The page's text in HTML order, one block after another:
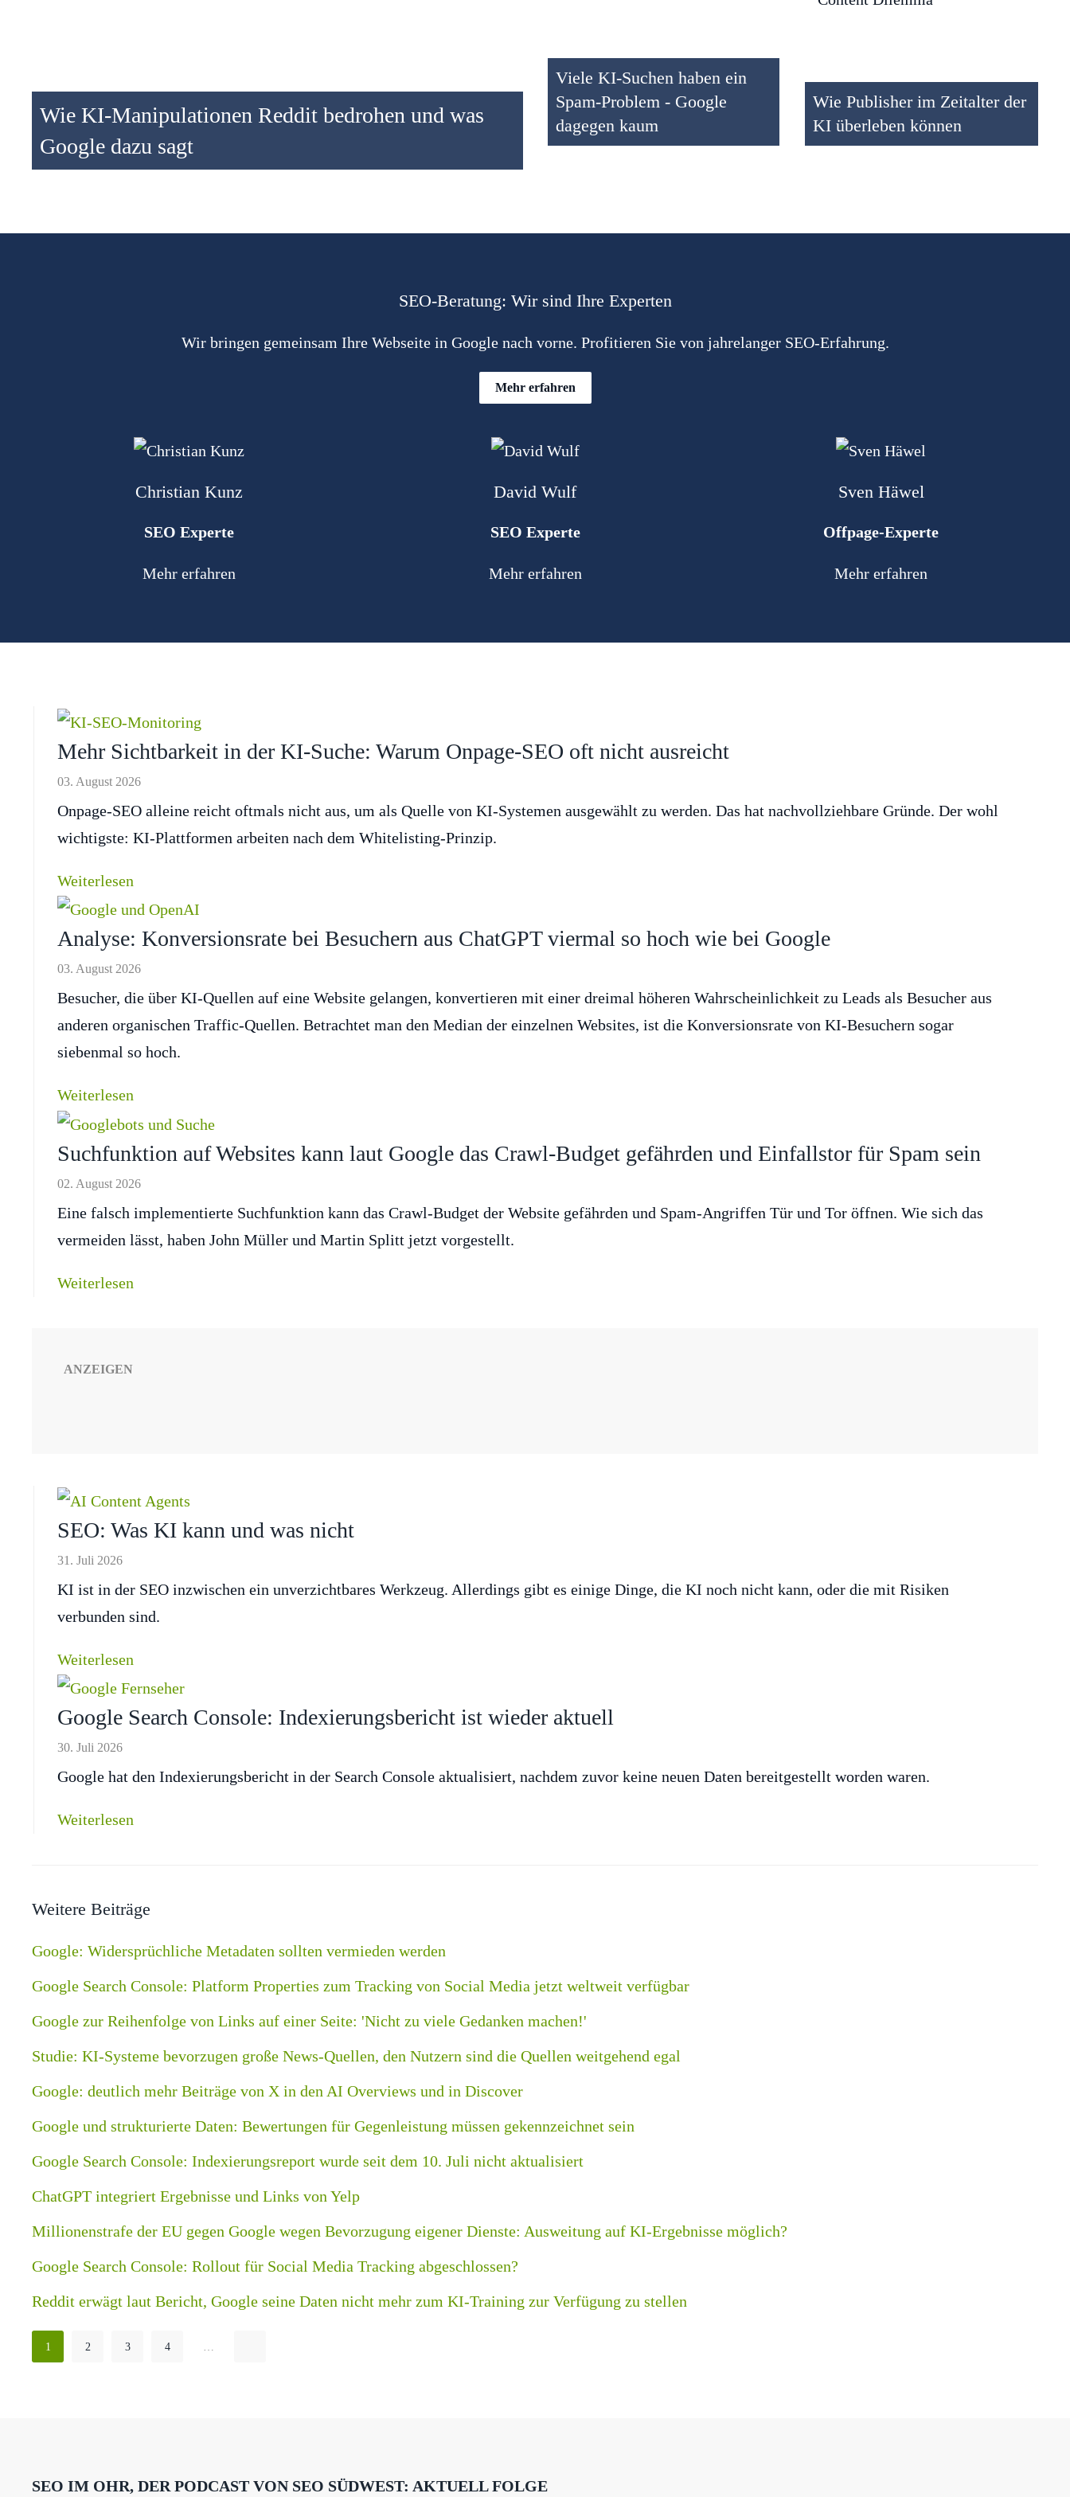
Wie KI-Manipulationen Reddit bedrohen und was
Google dazu sagt
Viele KI-Suchen haben ein
Spam-Problem - Google
dagegen kaum
Wie Publisher im Zeitalter der
KI überleben können
SEO-Beratung: Wir sind Ihre Experten
Wir bringen gemeinsam Ihre Webseite in Google nach vorne. Profitieren Sie von jahrelanger SEO-Erfahrung.
Mehr erfahren
Christian Kunz
SEO Experte
Mehr erfahren
David Wulf
SEO Experte
Mehr erfahren
Sven Häwel
Offpage-Experte
Mehr erfahren
Mehr Sichtbarkeit in der KI-Suche: Warum Onpage-SEO oft nicht ausreicht
03. August 2026
Onpage-SEO alleine reicht oftmals nicht aus, um als Quelle von KI-Systemen ausgewählt zu werden. Das hat nachvollziehbare Gründe. Der wohl
wichtigste: KI-Plattformen arbeiten nach dem Whitelisting-Prinzip.
Weiterlesen
Analyse: Konversionsrate bei Besuchern aus ChatGPT viermal so hoch wie bei Google
03. August 2026
Besucher, die über KI-Quellen auf eine Website gelangen, konvertieren mit einer dreimal höheren Wahrscheinlichkeit zu Leads als Besucher aus
anderen organischen Traffic-Quellen. Betrachtet man den Median der einzelnen Websites, ist die Konversionsrate von KI-Besuchern sogar
siebenmal so hoch.
Weiterlesen
Suchfunktion auf Websites kann laut Google das Crawl-Budget gefährden und Einfallstor für Spam sein
02. August 2026
Eine falsch implementierte Suchfunktion kann das Crawl-Budget der Website gefährden und Spam-Angriffen Tür und Tor öffnen. Wie sich das
vermeiden lässt, haben John Müller und Martin Splitt jetzt vorgestellt.
Weiterlesen
ANZEIGEN
SEO: Was KI kann und was nicht
31. Juli 2026
KI ist in der SEO inzwischen ein unverzichtbares Werkzeug. Allerdings gibt es einige Dinge, die KI noch nicht kann, oder die mit Risiken
verbunden sind.
Weiterlesen
Google Search Console: Indexierungsbericht ist wieder aktuell
30. Juli 2026
Google hat den Indexierungsbericht in der Search Console aktualisiert, nachdem zuvor keine neuen Daten bereitgestellt worden waren.
Weiterlesen
Weitere Beiträge
Google: Widersprüchliche Metadaten sollten vermieden werden
Google Search Console: Platform Properties zum Tracking von Social Media jetzt weltweit verfügbar
Google zur Reihenfolge von Links auf einer Seite: 'Nicht zu viele Gedanken machen!'
Studie: KI-Systeme bevorzugen große News-Quellen, den Nutzern sind die Quellen weitgehend egal
Google: deutlich mehr Beiträge von X in den AI Overviews und in Discover
Google und strukturierte Daten: Bewertungen für Gegenleistung müssen gekennzeichnet sein
Google Search Console: Indexierungsreport wurde seit dem 10. Juli nicht aktualisiert
ChatGPT integriert Ergebnisse und Links von Yelp
Millionenstrafe der EU gegen Google wegen Bevorzugung eigener Dienste: Ausweitung auf KI-Ergebnisse möglich?
Google Search Console: Rollout für Social Media Tracking abgeschlossen?
Reddit erwägt laut Bericht, Google seine Daten nicht mehr zum KI-Training zur Verfügung zu stellen
1 2 3 4
SEO IM OHR, DER PODCAST VON SEO SÜDWEST: AKTUELL FOLGE